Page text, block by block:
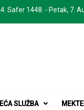
Safer 1448. - Petak, 7.
SLUŽBA